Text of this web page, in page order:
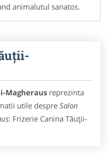
animalutul sanatos.
Magheraus reprezinta
utile despre Salon
: Frizerie Canina Tăuții-